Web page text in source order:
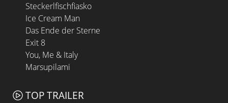
Steckerlfischfiasko
Ice Cream Man
Das Ende der Sterne
Exit 8
You, Me & Italy
Marsupilami
TOP TRAILER